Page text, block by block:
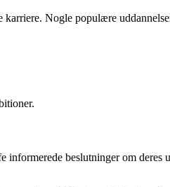
Nogle populære
beslutninger om deres